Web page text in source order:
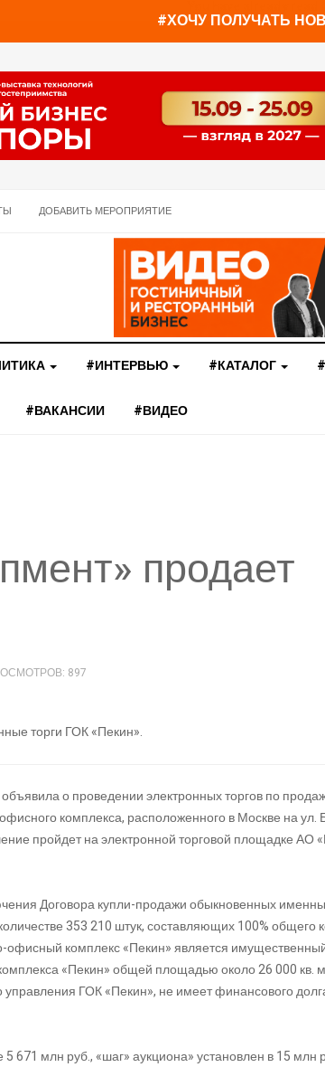
#ХОЧУ ПОЛУЧАТЬ
ДОБАВИТЬ МЕРОПРИЯТИЕ
#ИНТЕРВЬЮ #КАТАЛОГ
#ВАКАНСИИ #ВИДЕО
продает
897
торги ГОК «Пекин».
о проведении электронных торгов по
комплекса, расположенного в Москве на ул.
пройдет на электронной торговой площадке АО
Договора купли-продажи обыкновенных
353 210 штук, составляющих 100% общего
комплекс «Пекин» является
«Пекин» общей площадью около 26 000 кв.
ГОК «Пекин», не имеет финансового
671 млн руб., «шаг» аукциона» установлен в 15 млн